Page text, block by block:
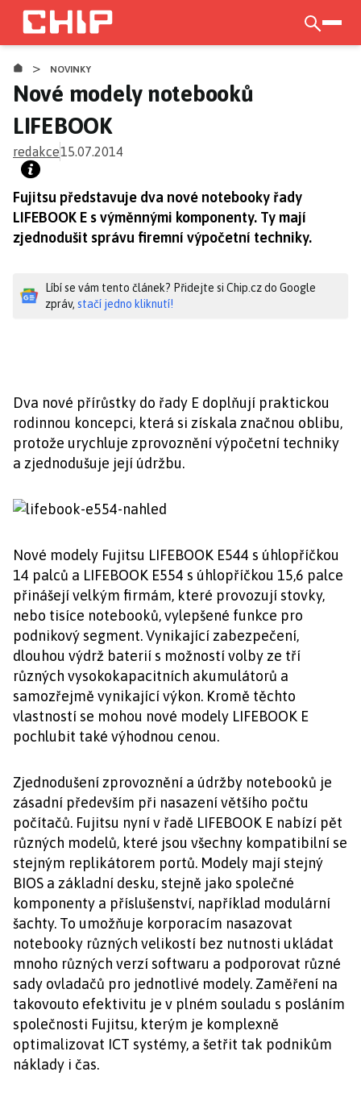
Přejít
hlavnímu
obsahu
> NOVINKY
Nové modely notebooků
LIFEBOOK
redakce15.07.2014
Fujitsu představuje dva nové notebooky řady
LIFEBOOK E s výměnnými komponenty. Ty mají
zjednodušit správu firemní výpočetní techniky.
Líbí se vám tento článek? Přidejte si Chip.cz do Google
zpráv, stačí jedno kliknutí!
Dva nové přírůstky do řady E doplňují praktickou
rodinnou koncepci, která si získala značnou oblibu,
protože urychluje zprovoznění výpočetní techniky
a zjednodušuje její údržbu.
Nové modely Fujitsu LIFEBOOK E544 s úhlopříčkou
14 palců a LIFEBOOK E554 s úhlopříčkou 15,6 palce
přinášejí velkým firmám, které provozují stovky,
nebo tisíce notebooků, vylepšené funkce pro
podnikový segment. Vynikající zabezpečení,
dlouhou výdrž baterií s možností volby ze tří
různých vysokokapacitních akumulátorů a
samozřejmě vynikající výkon. Kromě těchto
vlastností se mohou nové modely LIFEBOOK E
pochlubit také výhodnou cenou.
Zjednodušení zprovoznění a údržby notebooků je
zásadní především při nasazení většího počtu
počítačů. Fujitsu nyní v řadě LIFEBOOK E nabízí pět
různých modelů, které jsou všechny kompatibilní se
stejným replikátorem portů. Modely mají stejný
BIOS a základní desku, stejně jako společné
komponenty a příslušenství, například modulární
šachty. To umožňuje korporacím nasazovat
notebooky různých velikostí bez nutnosti ukládat
mnoho různých verzí softwaru a podporovat různé
sady ovladačů pro jednotlivé modely. Zaměření na
takovouto efektivitu je v plném souladu s posláním
společnosti Fujitsu, kterým je komplexně
optimalizovat ICT systémy, a šetřit tak podnikům
náklady i čas.